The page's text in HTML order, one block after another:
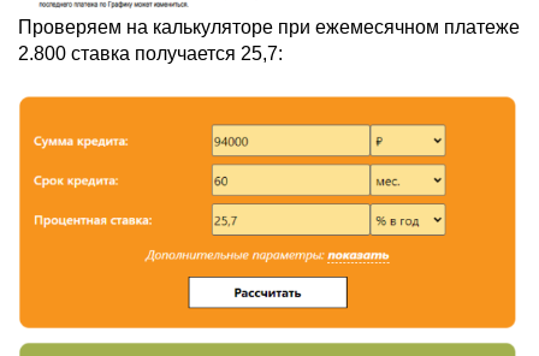
Проверяем на калькуляторе при ежемесячном платеже
2.800 ставка получается 25,7: